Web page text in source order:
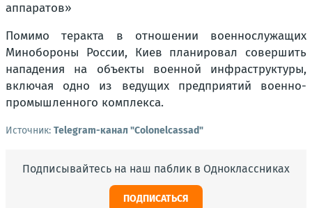
аппаратов»
Помимо теракта в отношении военнослужащих
Минобороны России, Киев планировал совершить
нападения на объекты военной инфраструктуры,
включая одно из ведущих предприятий военно-
промышленного комплекса.
Источник: Telegram-канал "Colonelcassad"
Подписывайтесь на наш паблик в Одноклассниках
ПОДПИСАТЬСЯ